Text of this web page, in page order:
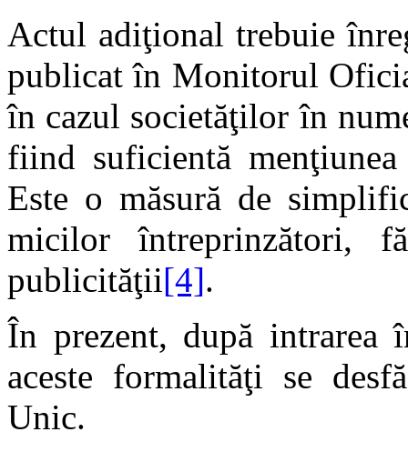
Actul adiţional trebuie
publicat în Monitorul
în cazul societăţilor în
fiind suficientă
Este o măsură de
micilor întreprinzători,
publicităţii[4].
În prezent, după intrarea
aceste formalităţi se
Unic.